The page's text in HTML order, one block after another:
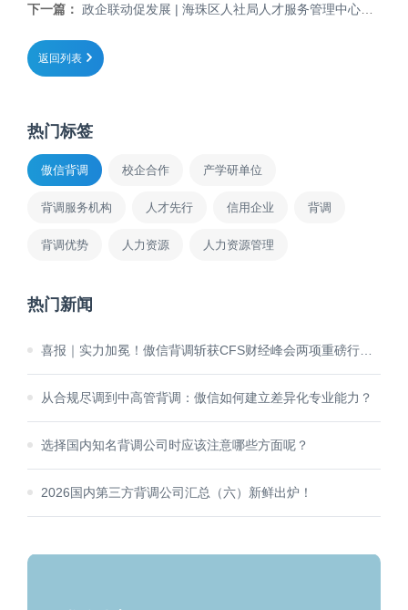
下一篇： 政企联动促发展 | 海珠区人社局人才服务管理中心领导走访傲信背调，共商人才服务生态建设！
返回列表
热门标签
傲信背调 校企合作 产学研单位
背调服务机构 人才先行 信用企业 背调
背调优势 人力资源 人力资源管理
热门新闻
从合规尽调到中高管背调：傲信如何建立差异化专业能力？
选择国内知名背调公司时应该注意哪些方面呢？
2026国内第三方背调公司汇总（六）新鲜出炉！